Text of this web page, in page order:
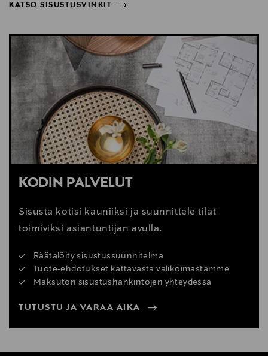
KATSO SISUSTUSVINKIT
KATSO SISUSTUSVINKIT
KODIN PALVELUT
Sisusta kotisi kauniiksi ja suunnittele tilat
toimiviksi asiantuntijan avulla.
Räätälöity sisustussuunnitelma
Tuote-ehdotukset kattavasta valikoimastamme
Maksuton sisustushankintojen yhteydessä
TUTUSTU JA VARAA AIKA